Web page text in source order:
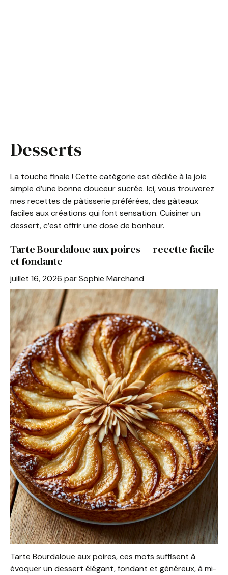
Desserts
La touche finale ! Cette catégorie est dédiée à la joie
simple d’une bonne douceur sucrée. Ici, vous trouverez
mes recettes de pâtisserie préférées, des gâteaux
faciles aux créations qui font sensation. Cuisiner un
dessert, c’est offrir une dose de bonheur.
Tarte Bourdaloue aux poires — recette facile
et fondante
juillet 16, 2026 parSophie Marchand
Tarte Bourdaloue aux poires, ces mots suffisent à
évoquer un dessert élégant, fondant et généreux, à mi-